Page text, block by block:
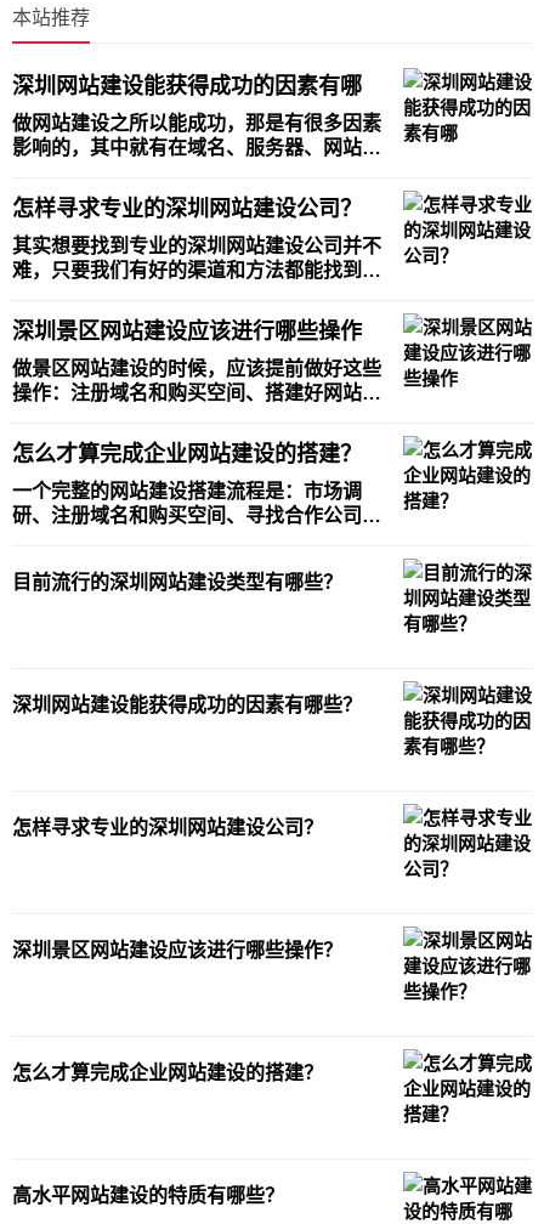
本站推荐
深圳网站建设能获得成功的因素有哪
做网站建设之所以能成功，那是有很多因素
影响的，其中就有在域名、服务器、网站页
么具体这些方面是怎么影响网站建设获得成
功的呢？ 来具体说一下：首先是域名情况一
般能成功的在域名选择上也是有一个因素
的，很多企业
怎样寻求专业的深圳网站建设公司？
其实想要找到专业的深圳网站建设公司并不
难，只要我们有好的渠道和方法都能找到，
索引擎搜索、同行咨询、老客户介绍、口碑
推荐等等，只要这些渠道我们都一一寻找咨
询，就能很好的做对比然后选择一家专业的
网站建设公司
深圳景区网站建设应该进行哪些操作
做景区网站建设的时候，应该提前做好这些
操作：注册域名和购买空间、搭建好网站、
全性，最后是备案网站。只有把这些操作都
做好了，才能做出一个有效果且完善的景区
网站建设。 关于景区网站建设的具体操作：
一、注册域
怎么才算完成企业网站建设的搭建？
一个完整的网站建设搭建流程是：市场调
研、注册域名和购买空间、寻找合作公司、
护等，只有做完全部的步骤才算是完成企业
目前流行的深圳网站建设类型有哪些？
深圳网站建设能获得成功的因素有哪些？
怎样寻求专业的深圳网站建设公司？
深圳景区网站建设应该进行哪些操作？
怎么才算完成企业网站建设的搭建？
高水平网站建设的特质有哪些？